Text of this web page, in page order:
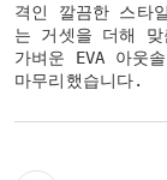
격인 깔끔한 스타
는 거셋을 더해 맞
가벼운 EVA 아웃
마무리했습니다.